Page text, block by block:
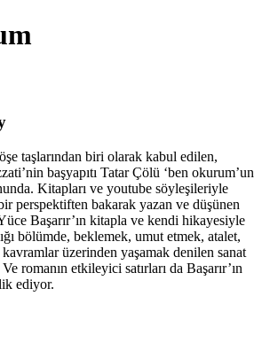
taşlarından biri olarak kabul edilen,
başyapıtı Tatar Çölü ‘ben okurum’un
Kitapları ve youtube söyleşileriyle
perspektiften bakarak yazan ve düşünen
Başarır’ın kitapla ve kendi hikayesiyle
bölümde, beklemek, umut etmek, atalet,
üzerinden yaşamak denilen sanat
romanın etkileyici satırları da Başarır’ın
ediyor.